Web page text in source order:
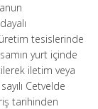
tesislerinde
yurt içinde
iletim veya
Cetvelde
tarihinden